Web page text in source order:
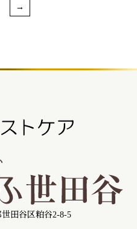
田谷区粕谷2-8-5